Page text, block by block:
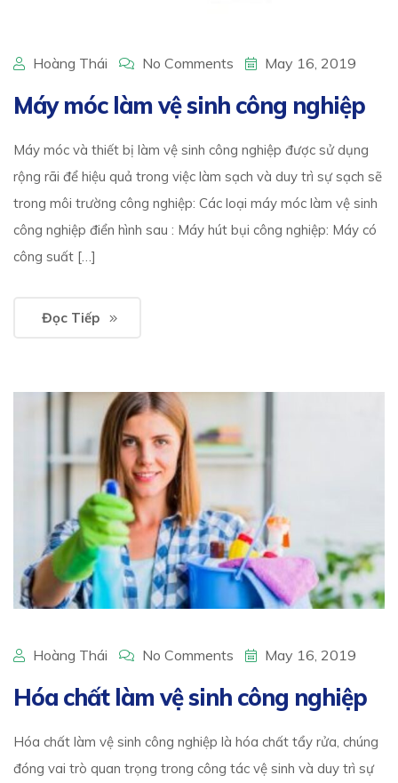
Hoàng Thái No Comments May 16, 2019
Máy móc làm vệ sinh công nghiệp
Máy móc và thiết bị làm vệ sinh công nghiệp được sử dụng
rộng rãi để hiệu quả trong việc làm sạch và duy trì sự sạch sẽ
trong môi trường công nghiệp: Các loại máy móc làm vệ sinh
công nghiệp điển hình sau : Máy hút bụi công nghiệp: Máy có
công suất […]
Đọc Tiếp
Hoàng Thái No Comments May 16, 2019
Hóa chất làm vệ sinh công nghiệp
Hóa chất làm vệ sinh công nghiệp là hóa chất tẩy rửa, chúng
đóng vai trò quan trọng trong công tác vệ sinh và duy trì sự